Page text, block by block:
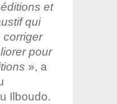
et
qui
corriger
pour
», a
Ilboudo.